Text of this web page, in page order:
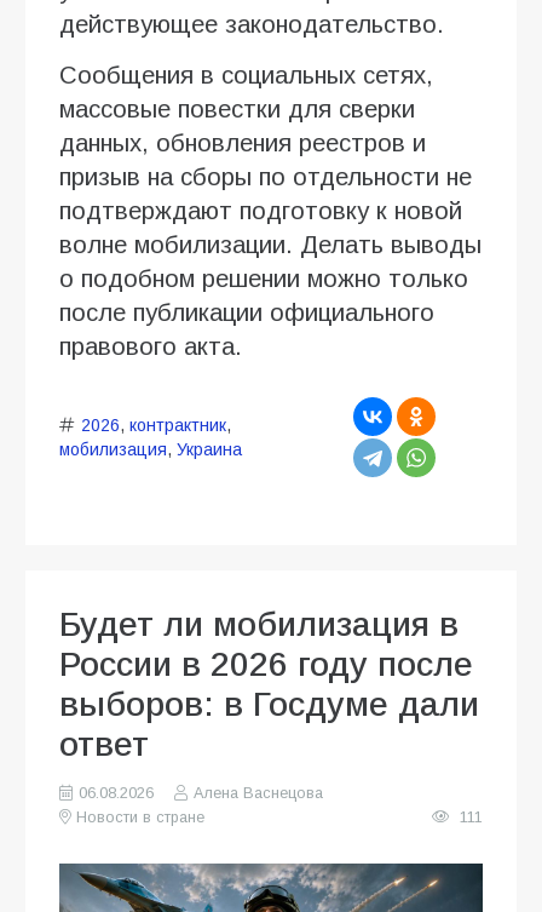
действующее законодательство.
Сообщения в социальных сетях,
массовые повестки для сверки
данных, обновления реестров и
призыв на сборы по отдельности не
подтверждают подготовку к новой
волне мобилизации. Делать выводы
о подобном решении можно только
после публикации официального
правового акта.
2026, контрактник,
мобилизация, Украина
Будет ли мобилизация в
России в 2026 году после
выборов: в Госдуме дали
ответ
06.08.2026
Алена Васнецова
Новости в стране
111